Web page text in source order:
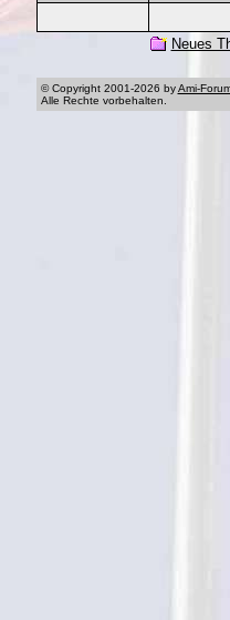
Neues
© Copyright 2001-2026 byAmi-
Alle Rechte vorbehalten.